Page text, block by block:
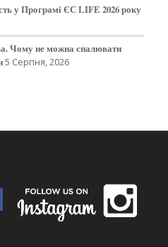
у Програмі ЄС LIFE 2026 року
Чому не можна спалювати
5 Серпня, 2026